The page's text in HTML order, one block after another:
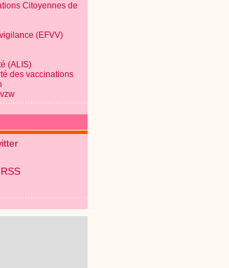
Citoyennes de
(EFVV)
(ALIS)
des vaccinations